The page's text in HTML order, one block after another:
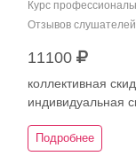
Курс
Отзывов
11100
коллективная
индивидуальная
Подробнее